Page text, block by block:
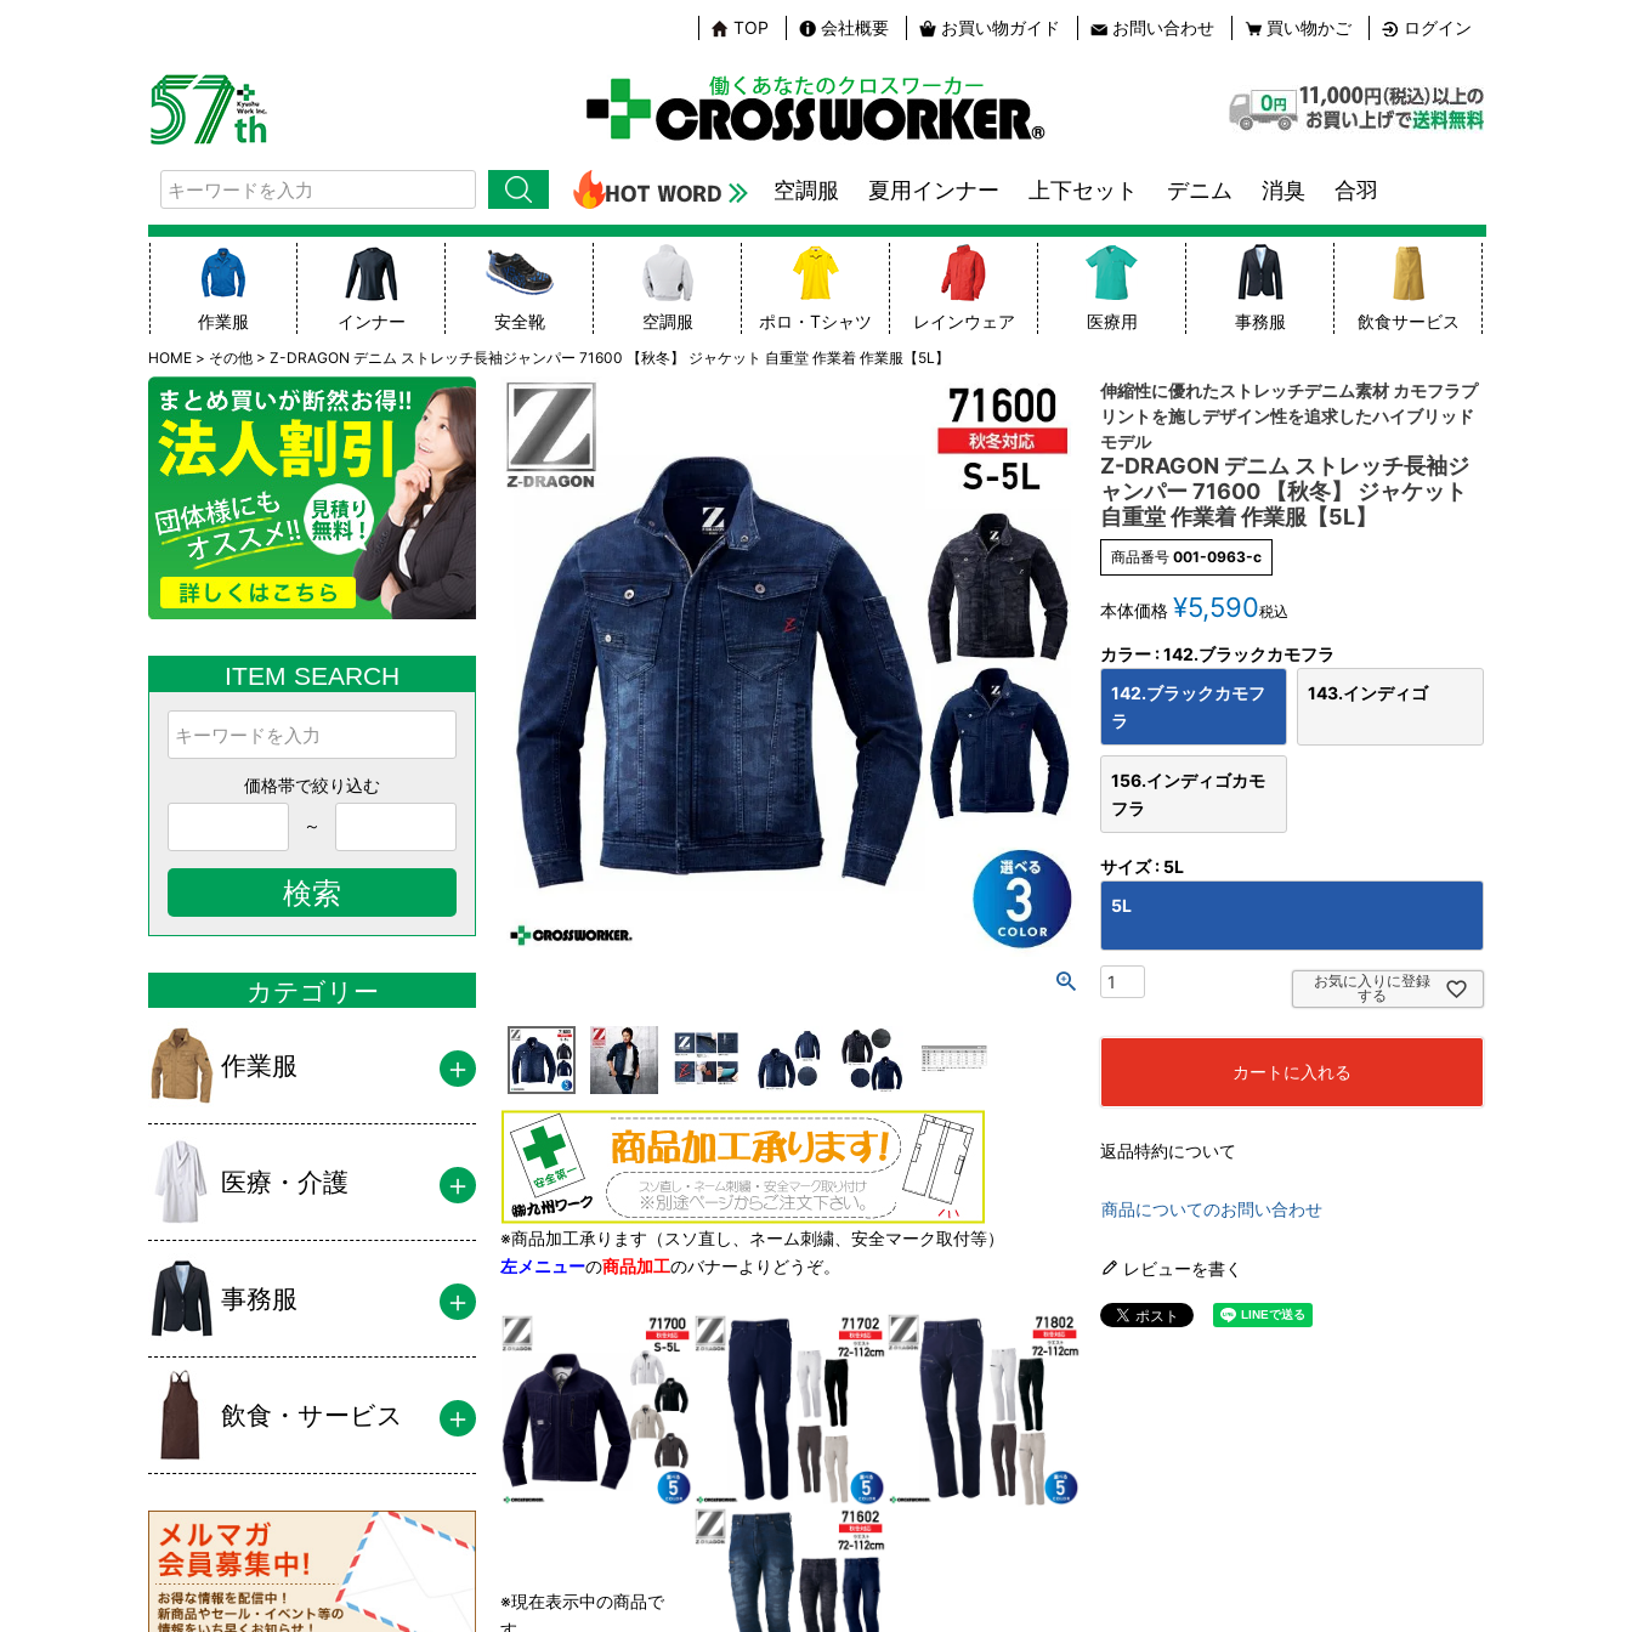
TOP 会社概要 お買い物ガイド お問い合わせ 買い物かご ログイン
検索
空調服 夏用インナー 上下セット デニム 消臭 合羽
作業服 インナー 安全靴 空調服 ポロ・Tシャツ レインウェア 医療用 事務服 飲食サービス
HOME その他 Z-DRAGON デニム ストレッチ長袖ジャンパー 71600 【秋冬】 ジャケット 自重堂 作業着 作業服【5L】
ITEM SEARCH
価格帯で絞り込む
～
検索
カテゴリー
作業服
医療・介護
事務服
飲食・サービス
※商品加工承ります（スソ直し、ネーム刺繍、安全マーク取付等）
左メニューの商品加工のバナーよりどうぞ。
※現在表示中の商品で
伸縮性に優れたストレッチデニム素材 カモフラプ
リントを施しデザイン性を追求したハイブリッド
モデル
Z-DRAGON デニム ストレッチ長袖ジ
ャンパー 71600 【秋冬】 ジャケット
自重堂 作業着 作業服【5L】
商品番号 001-0963-c
本体価格 ¥5,590税込
カラー 142.ブラックカモフラ
142.ブラックカモフ
ラ
143.インディゴ
156.インディゴカモ
フラ
サイズ
5L
5L
お気に入りに登録
する
カートに入れる
返品特約について
商品についてのお問い合わせ
レビューを書く